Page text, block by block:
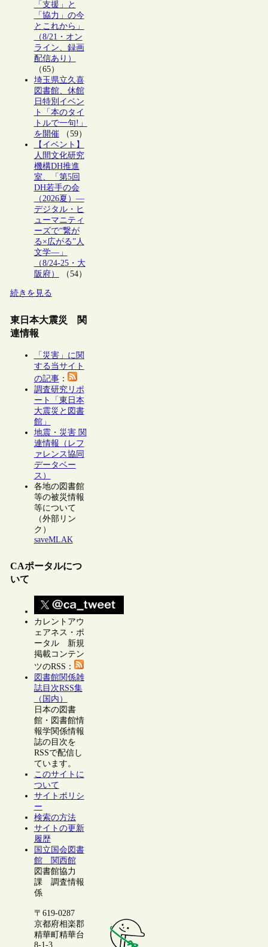
「支援」と
「協力」の今
とこれから」
（8/21・オン
ライン、録画
配信あり）
（65）
埼玉県立久喜
図書館、休館
日特別イベン
ト「本のタイ
トルで一句!」
を開催（59）
【イベント】
人間文化研究
機構DH推進
室、「第5回
DH若手の会
（2026夏）―
デジタル・ヒ
ューマニティ
ーズで“繋が
る×広がる”人
文学―」
（8/24-25・大
阪府）
（54）
続きを見る
東日本大震災 関
連情報
「災害」に関
する当サイト
の記事：
調査研究リポ
ート「東日本
大震災と図書
館」
地震・災害 関
連情報（レフ
ァレンス協同
データベー
ス）
各地の図書館
等の被災情報
等について
（外部リン
ク）
saveMLAK
CAポータルにつ
いて
カレントアウ
ェアネス・ポ
ータル 新規
掲載コンテン
ツのRSS：
図書館関係雑
誌目次RSS集
（国内）
日本の図書
館・図書館情
報学関係情報
誌の目次を
RSSで配信し
ています。
このサイトに
ついて
サイトポリシ
ー
検索の方法
サイトの更新
履歴
国立国会図書
館 関西館
図書館協力
課 調査情報
係
〒619-0287
京都府相楽郡
精華町精華台
8-1-3